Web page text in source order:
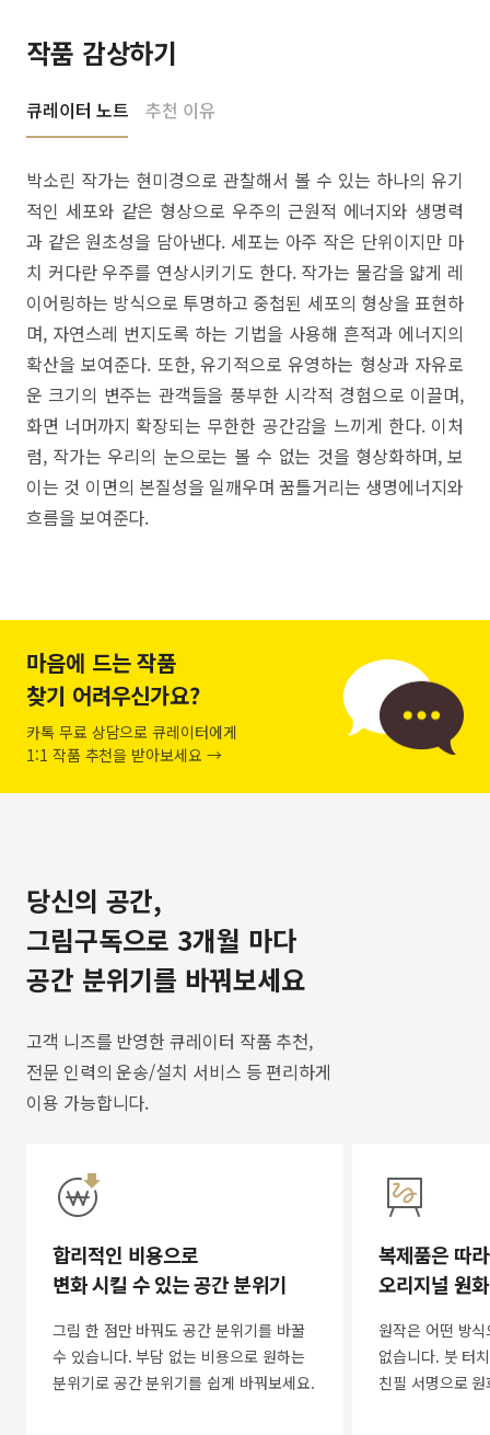
작품 감상하기
큐레이터 노트 추천 이유
박소린 작가는 현미경으로 관찰해서 볼 수 있는 하나의 유기
적인 세포와 같은 형상으로 우주의 근원적 에너지와 생명력
과 같은 원초성을 담아낸다. 세포는 아주 작은 단위이지만 마
치 커다란 우주를 연상시키기도 한다. 작가는 물감을 얇게 레
이어링하는 방식으로 투명하고 중첩된 세포의 형상을 표현하
며, 자연스레 번지도록 하는 기법을 사용해 흔적과 에너지의
확산을 보여준다. 또한, 유기적으로 유영하는 형상과 자유로
운 크기의 변주는 관객들을 풍부한 시각적 경험으로 이끌며,
화면 너머까지 확장되는 무한한 공간감을 느끼게 한다. 이처
럼, 작가는 우리의 눈으로는 볼 수 없는 것을 형상화하며, 보
이는 것 이면의 본질성을 일깨우며 꿈틀거리는 생명에너지와
흐름을 보여준다.
마음에 드는 작품
찾기 어려우신가요?
카톡 무료 상담으로 큐레이터에게
1:1 작품 추천을 받아보세요 →
당신의 공간,
그림구독으로 3개월 마다
공간 분위기를 바꿔보세요
고객 니즈를 반영한 큐레이터 작품 추천,
전문 인력의 운송/설치 서비스 등 편리하게
이용 가능합니다.
합리적인 비용으로
변화 시킬 수 있는 공간 분위기
그림 한 점만 바꿔도 공간 분위기를 바꿀
수 있습니다. 부담 없는 비용으로 원하는
분위기로 공간 분위기를 쉽게 바꿔보세요.
복제품은 따
오리지널 원
원작은 어떤 방
없습니다. 붓 터
친필 서명으로